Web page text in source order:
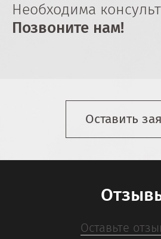
Необходима
Позвоните нам!
Оставить
Оставьте